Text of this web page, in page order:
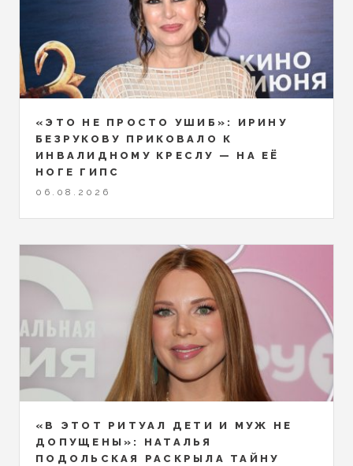
«ЭТО НЕ ПРОСТО УШИБ»: ИРИНУ
БЕЗРУКОВУ ПРИКОВАЛО К
ИНВАЛИДНОМУ КРЕСЛУ — НА ЕЁ
НОГЕ ГИПС
06.08.2026
«В ЭТОТ РИТУАЛ ДЕТИ И МУЖ НЕ
ДОПУЩЕНЫ»: НАТАЛЬЯ
ПОДОЛЬСКАЯ РАСКРЫЛА ТАЙНУ